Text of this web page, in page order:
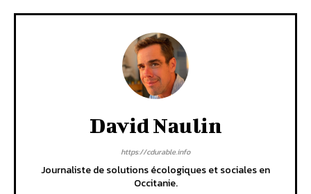
David Naulin
https://cdurable.info
Journaliste de solutions écologiques et sociales en
Occitanie.